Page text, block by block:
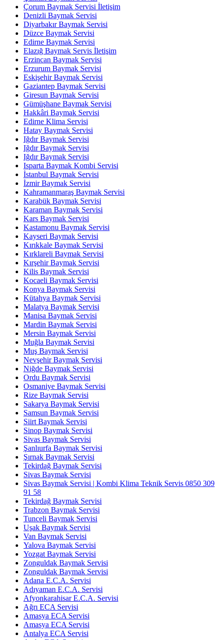
Çorum Baymak Servisi İletişim
Denizli Baymak Servisi
Diyarbakır Baymak Servisi
Düzce Baymak Servisi
Edirne Baymak Servisi
Elazığ Baymak Servis İletişim
Erzincan Baymak Servisi
Erzurum Baymak Servisi
Eskişehir Baymak Servisi
Gaziantep Baymak Servisi
Giresun Baymak Servisi
Gümüşhane Baymak Servisi
Hakkâri Baymak Servisi
Edirne Klima Servisi
Hatay Baymak Servisi
Iğdır Baymak Servisi
Iğdır Baymak Servisi
Iğdır Baymak Servisi
Isparta Baymak Kombi Servisi
İstanbul Baymak Servisi
İzmir Baymak Servisi
Kahramanmaraş Baymak Servisi
Karabük Baymak Servisi
Karaman Baymak Servisi
Kars Baymak Servisi
Kastamonu Baymak Servisi
Kayseri Baymak Servisi
Kırıkkale Baymak Servisi
Kırklareli Baymak Servisi
Kırşehir Baymak Servisi
Kilis Baymak Servisi
Kocaeli Baymak Servisi
Konya Baymak Servisi
Kütahya Baymak Servisi
Malatya Baymak Servisi
Manisa Baymak Servisi
Mardin Baymak Servisi
Mersin Baymak Servisi
Muğla Baymak Servisi
Muş Baymak Servisi
Nevşehir Baymak Servisi
Niğde Baymak Servisi
Ordu Baymak Servisi
Osmaniye Baymak Servisi
Rize Baymak Servisi
Sakarya Baymak Servisi
Samsun Baymak Servisi
Siirt Baymak Servisi
Sinop Baymak Servisi
Sivas Baymak Servisi
Şanlıurfa Baymak Servisi
Şırnak Baymak Servisi
Tekirdağ Baymak Servisi
Sivas Baymak Servisi
Sivas Baymak Servisi | Kombi Klima Teknik Servis 0850 309
91 58
Tekirdağ Baymak Servisi
Trabzon Baymak Servisi
Tunceli Baymak Servisi
Uşak Baymak Servisi
Van Baymak Servisi
Yalova Baymak Servisi
Yozgat Baymak Servisi
Zonguldak Baymak Servisi
Zonguldak Baymak Servisi
Adana E.C.A. Servisi
Adıyaman E.C.A. Servisi
Afyonkarahisar E.C.A. Servisi
Ağrı ECA Servisi
Amasya ECA Servisi
Amasya ECA Servisi
Antalya ECA Servisi